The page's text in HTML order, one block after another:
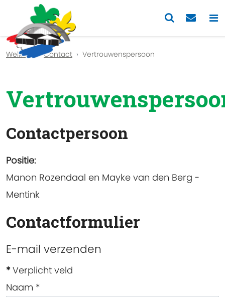
Previous
Welkom Contact Vertrouwenspersoon
Contactpersoon
Positie:
Manon Rozendaal en Mayke van den Berg -
Mentink
Contactformulier
E-mail verzenden
* Verplicht veld
Naam *